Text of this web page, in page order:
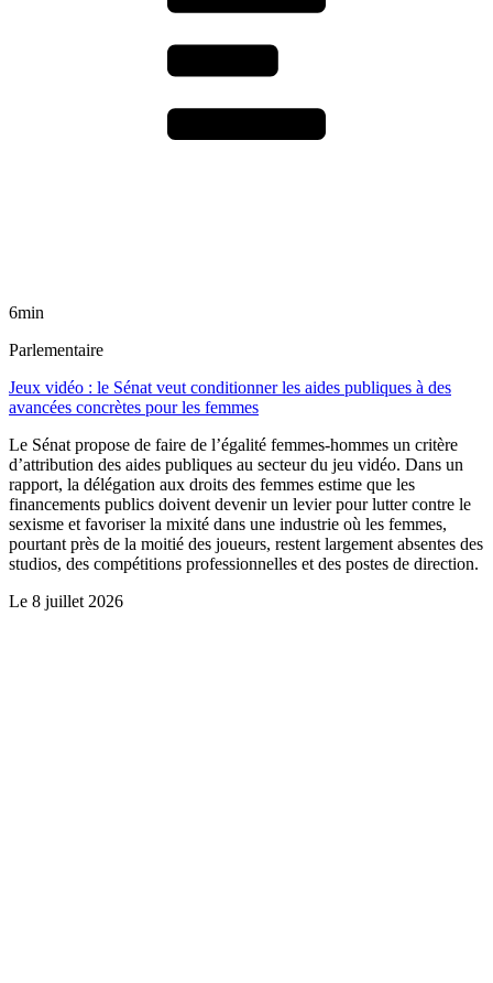
6min
Parlementaire
Jeux vidéo : le Sénat veut conditionner les aides publiques à des
avancées concrètes pour les femmes
Le Sénat propose de faire de l’égalité femmes-hommes un critère
d’attribution des aides publiques au secteur du jeu vidéo. Dans un
rapport, la délégation aux droits des femmes estime que les
financements publics doivent devenir un levier pour lutter contre le
sexisme et favoriser la mixité dans une industrie où les femmes,
pourtant près de la moitié des joueurs, restent largement absentes des
studios, des compétitions professionnelles et des postes de direction.
Le 8 juillet 2026